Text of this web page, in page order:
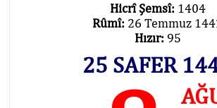
Hicrî Şemsî: 1404
Rûmî: 26 Temmuz
Hızır: 95
25 SAFER